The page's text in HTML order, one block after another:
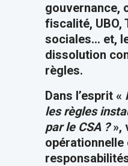
gouvernance,
fiscalité, UBO,
sociales… et,
dissolution
règles.
Dans l’esprit «
les règles
par le CSA ?»,
opérationnelle